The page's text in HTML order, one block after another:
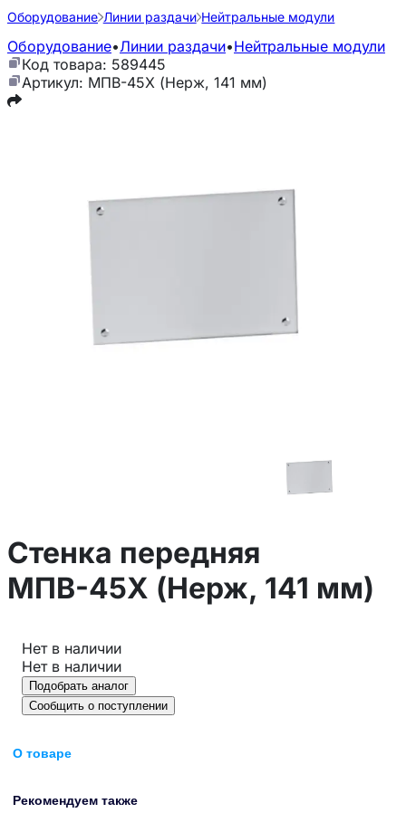
Оборудование Линии раздачи Нейтральные модули
Оборудование•Линии раздачи•Нейтральные модули
Код товара: 589445
Артикул: МПВ-45Х (Нерж, 141 мм)
Стенка передняя
МПВ-45Х (Нерж, 141 мм)
Нет в наличии
Нет в наличии
Подобрать аналог
Сообщить о поступлении
О товаре
Рекомендуем также